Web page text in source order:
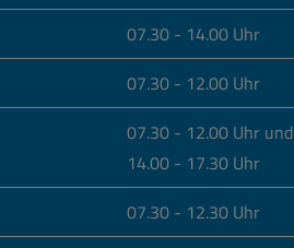
07.30 - 14.00 Uhr
07.30 - 12.00 Uhr
07.30 - 12.00 Uhr und
14.00 - 17.30 Uhr
07.30 - 12.30 Uhr